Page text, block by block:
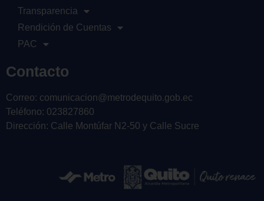
Transparencia
Rendición de Cuentas
PAC
Contacto
Correo: comunicacion@metrodequito.gob.ec
Teléfono: 023827860
Dirección: Calle Montúfar N2-50 y Calle Sucre